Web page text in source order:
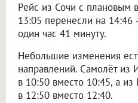
Рейс из Сочи с плановым
13:05 перенесли на 14:46
один час 41 минуту.
Небольшие изменения
направлений. Самолёт из
в 10:50 вместо 10:45, а
в 12:50 вместо 12:40.